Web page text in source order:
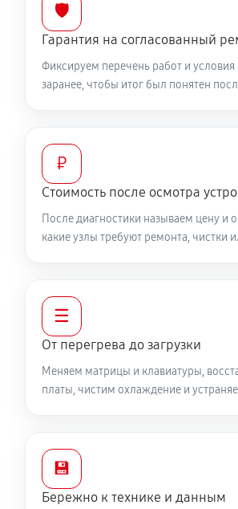
Настройка BIOS ноутбука MSI GS66
590 руб 60 минут
Ремонт подсветки ноутбука MSI
Настройка ОС ноутбука MSI GS66
Замена HDMI ноутбука MSI GS66
450 руб 60 минут
🛡️
Гарантия на согласованный
Фиксируем перечень работ и условия
заранее, чтобы итог был понятен
₽
Стоимость после осмотра
После диагностики называем цену и
какие узлы требуют ремонта, чистки
☰
От перегрева до загрузки
Меняем матрицы и клавиатуры,
платы, чистим охлаждение и
💾
Бережно к технике и данным